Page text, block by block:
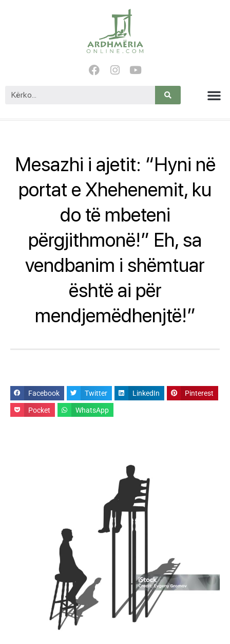
Mesazhi i ajetit: “Hyni në
portat e Xhehenemit, ku
do të mbeteni
përgjithmonë!” Eh, sa
vendbanim i shëmtuar
është ai për
mendjemëdhenjtë!”
Facebook Twitter LinkedIn Pinterest
Pocket WhatsApp